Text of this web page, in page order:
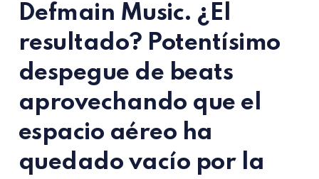
Defmain Music. ¿El
resultado? Potentísimo
despegue de beats
aprovechando que el
espacio aéreo ha
quedado vacío por la